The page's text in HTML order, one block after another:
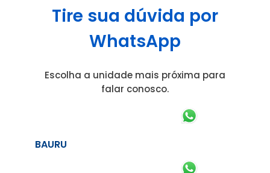
Tire sua dúvida por
WhatsApp
Escolha a unidade mais próxima para
falar conosco.
BAURU